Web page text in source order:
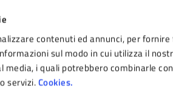
contenuti ed annunci, per
sul modo in cui utilizza il
media, i quali potrebbero combinarle
servizi.Cookies.